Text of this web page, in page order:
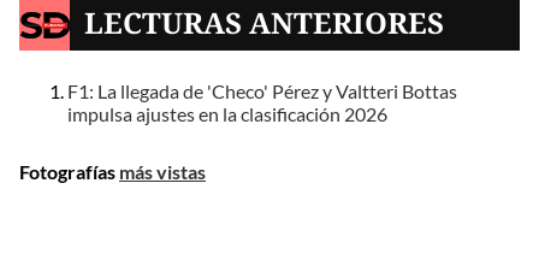
LECTURAS ANTERIORES
F1: La llegada de 'Checo' Pérez y Valtteri Bottas
impulsa ajustes en la clasificación 2026
Fotografías más vistas